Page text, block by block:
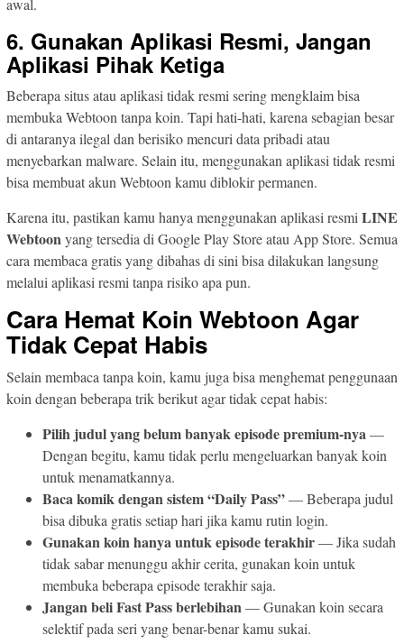
6. Gunakan Aplikasi Resmi, Jangan
Aplikasi Pihak Ketiga
Beberapa situs atau aplikasi tidak resmi sering mengklaim bisa
membuka Webtoon tanpa koin. Tapi hati-hati, karena sebagian besar
di antaranya ilegal dan berisiko mencuri data pribadi atau
menyebarkan malware. Selain itu, menggunakan aplikasi tidak resmi
bisa membuat akun Webtoon kamu diblokir permanen.
Karena itu, pastikan kamu hanya menggunakan aplikasi resmi LINE
Webtoonyang tersedia di Google Play Store atau App Store. Semua
cara membaca gratis yang dibahas di sini bisa dilakukan langsung
melalui aplikasi resmi tanpa risiko apa pun.
Cara Hemat Koin Webtoon Agar
Tidak Cepat Habis
Selain membaca tanpa koin, kamu juga bisa menghemat penggunaan
koin dengan beberapa trik berikut agar tidak cepat habis:
Pilih judul yang belum banyak episode premium-nya—
Dengan begitu, kamu tidak perlu mengeluarkan banyak koin
untuk menamatkannya.
Baca komik dengan sistem “Daily Pass”— Beberapa judul
bisa dibuka gratis setiap hari jika kamu rutin login.
Gunakan koin hanya untuk episode terakhir— Jika sudah
tidak sabar menunggu akhir cerita, gunakan koin untuk
membuka beberapa episode terakhir saja.
Jangan beli Fast Pass berlebihan— Gunakan koin secara
selektif pada seri yang benar-benar kamu sukai.